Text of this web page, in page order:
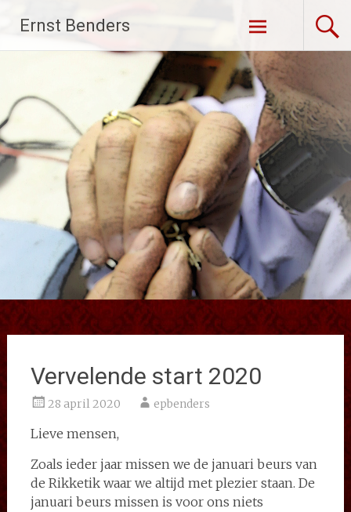
naar
de
Ernst Benders
Vervelende start 2020
28 april 2020 epbenders
Lieve mensen,
Zoals ieder jaar missen we de januari beurs van
de Rikketik waar we altijd met plezier staan. De
januari beurs missen is voor ons niets